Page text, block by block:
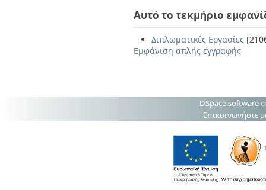
Αυτό το τεκμήριο
Διπλωματικές Εργασίες
Εμφάνιση απλής εγγραφής
DSpace software
Επικοινωνήστε